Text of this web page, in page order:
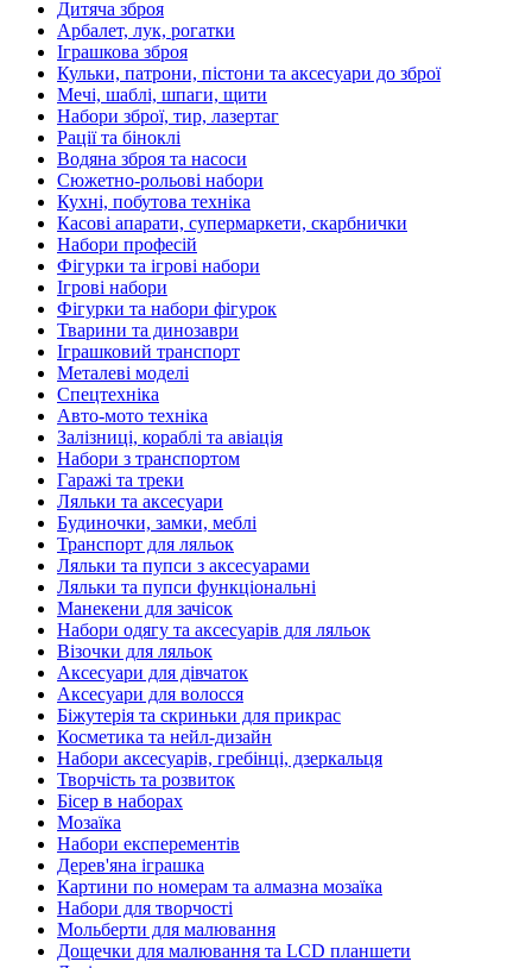
Дитяча зброя
Арбалет, лук, рогатки
Іграшкова зброя
Кульки, патрони, пістони та аксесуари до зброї
Мечі, шаблі, шпаги, щити
Набори зброї, тир, лазертаг
Рації та біноклі
Водяна зброя та насоси
Сюжетно-рольові набори
Кухні, побутова техніка
Касові апарати, супермаркети, скарбнички
Набори професій
Фігурки та ігрові набори
Ігрові набори
Фігурки та набори фігурок
Тварини та динозаври
Іграшковий транспорт
Металеві моделі
Спецтехніка
Авто-мото техніка
Залізниці, кораблі та авіація
Набори з транспортом
Гаражі та треки
Ляльки та аксесуари
Будиночки, замки, меблі
Транспорт для ляльок
Ляльки та пупси з аксесуарами
Ляльки та пупси функціональні
Манекени для зачісок
Набори одягу та аксесуарів для ляльок
Візочки для ляльок
Аксесуари для дівчаток
Аксесуари для волосся
Біжутерія та скриньки для прикрас
Косметика та нейл-дизайн
Набори аксесуарів, гребінці, дзеркальця
Творчість та розвиток
Бісер в наборах
Мозаїка
Набори експерементів
Дерев'яна іграшка
Картини по номерам та алмазна мозаїка
Набори для творчості
Мольберти для малювання
Дощечки для малювання та LCD планшети